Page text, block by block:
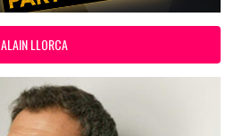
ALAIN LLORCA